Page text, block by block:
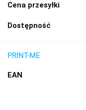
Cena przesyłki
Dostępność
PRINT-ME
EAN